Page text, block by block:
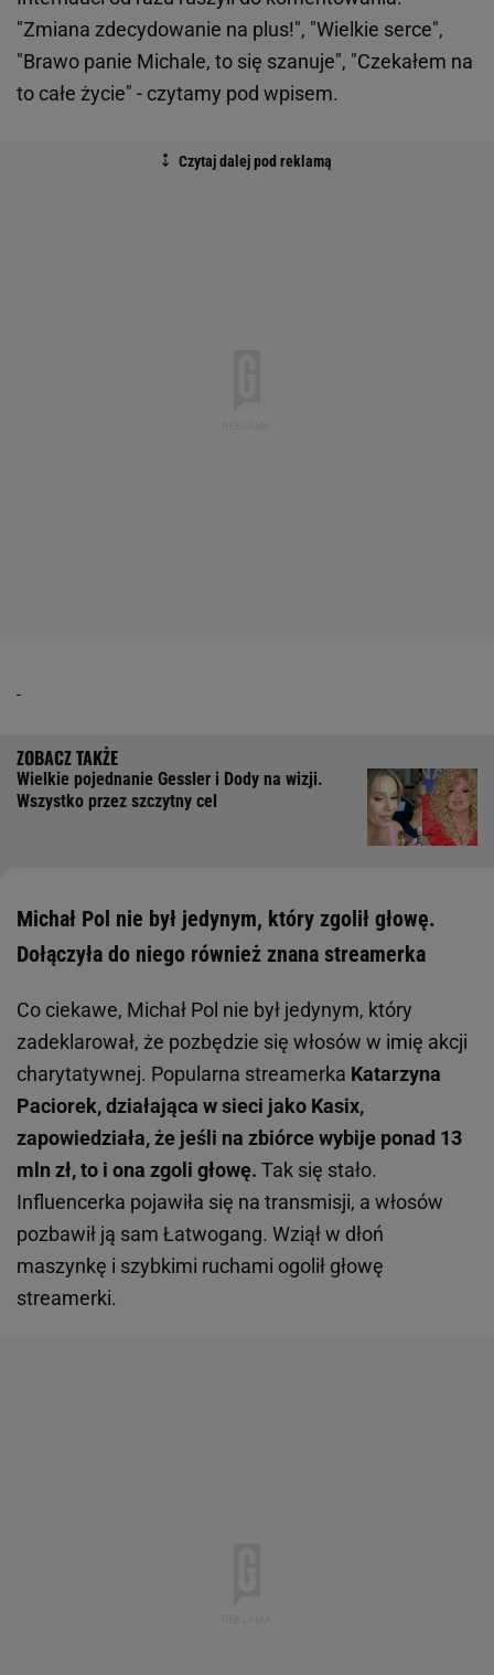
"Zmiana zdecydowanie na plus!", "Wielkie serce",
"Brawo panie Michale, to się szanuje", "Czekałem na
to całe życie" - czytamy pod wpisem.
Wielkie pojednanie Gessler i Dody na wizji.
Wszystko przez szczytny cel
Michał Pol nie był jedynym, który zgolił głowę.
Dołączyła do niego również znana streamerka
Co ciekawe, Michał Pol nie był jedynym, który
zadeklarował, że pozbędzie się włosów w imię akcji
charytatywnej. Popularna streamerka Katarzyna
Paciorek, działająca w sieci jako Kasix,
zapowiedziała, że jeśli na zbiórce wybije ponad 13
mln zł, to i ona zgoli głowę. Tak się stało.
Influencerka pojawiła się na transmisji, a włosów
pozbawił ją sam Łatwogang. Wziął w dłoń
maszynkę i szybkimi ruchami ogolił głowę
streamerki.